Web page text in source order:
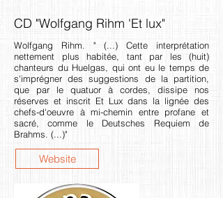
CD "Wolfgang Rihm 'Et lux"
Wolfgang Rihm. " (...) Cette interprétation
nettement plus habitée, tant par les (huit)
chanteurs du Huelgas, qui ont eu le temps de
s'imprégner des suggestions de la partition,
que par le quatuor à cordes, dissipe nos
réserves et inscrit Et Lux dans la lignée des
chefs-d'oeuvre à mi-chemin entre profane et
sacré, comme le Deutsches Requiem de
Brahms. (...)"
Website